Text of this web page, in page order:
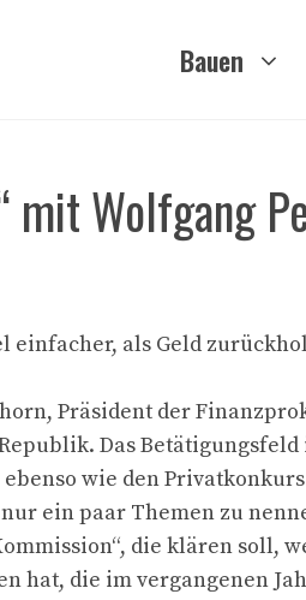
Bauen
mit Wolfgang
einfacher, als Geld
Präsident der
Das Betätigungsfeld
wie den
ein paar Themen zu
die klären soll,
hat, die im vergangenen